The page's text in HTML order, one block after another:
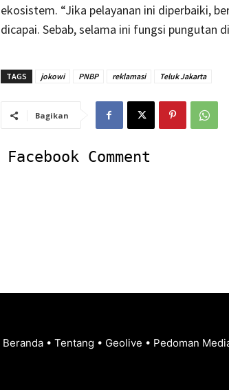
ekosistem. “Jika pelayanan ini diperbaiki,
dicapai. Sebab, selama ini fungsi pungutan
TAGS jokowi PNBP reklamasi Teluk Jakarta
Bagikan
Facebook Comment
Beranda • Tentang • Geolive • Pedoman